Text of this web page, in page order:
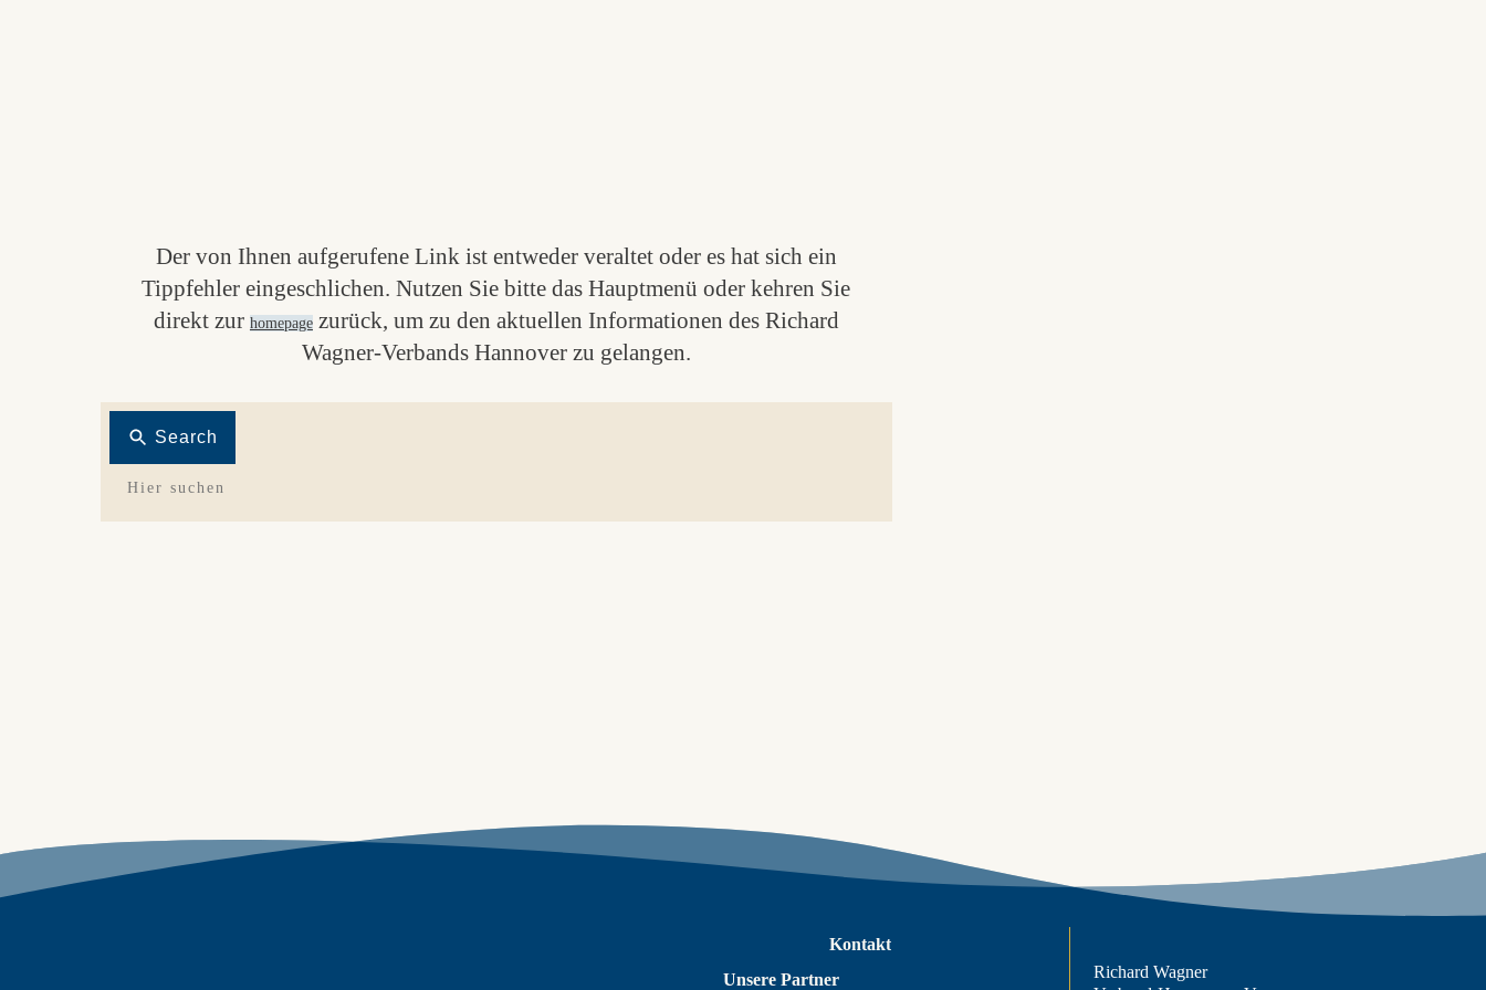
Der von Ihnen aufgerufene Link ist entweder veraltet oder es hat sich ein
Tippfehler eingeschlichen. Nutzen Sie bitte das Hauptmenü oder kehren Sie
direkt zur homepagezurück, um zu den aktuellen Informationen des Richard
Wagner-Verbands Hannover zu gelangen.
Search
Kontakt
Unsere Partner
Richard Wagner